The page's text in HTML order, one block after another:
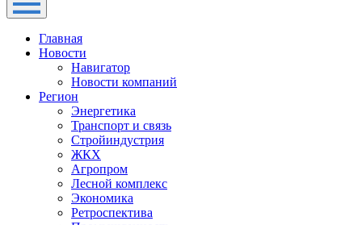
Главная
Новости
Навигатор
Новости компаний
Регион
Энергетика
Транспорт и связь
Стройиндустрия
ЖКХ
Агропром
Лесной комплекс
Экономика
Ретроспектива